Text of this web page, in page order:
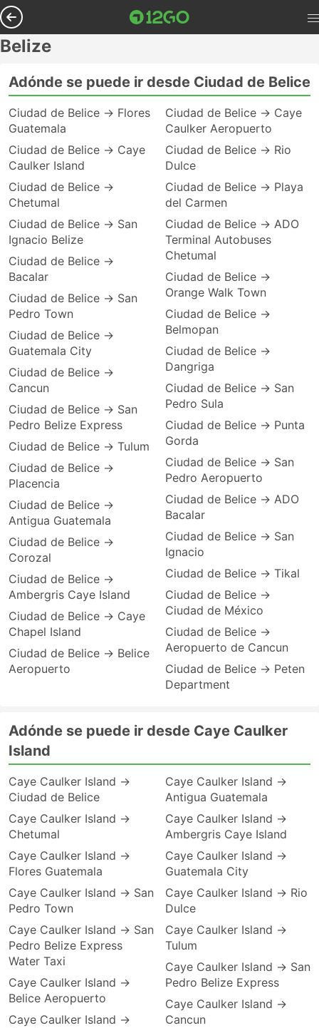
Belize
Adónde se puede ir desde Ciudad de Belice
Ciudad de Belice → Flores
Guatemala
Ciudad de Belice → Caye
Caulker Island
Ciudad de Belice →
Chetumal
Ciudad de Belice → San
Ignacio Belize
Ciudad de Belice →
Bacalar
Ciudad de Belice → San
Pedro Town
Ciudad de Belice →
Guatemala City
Ciudad de Belice →
Cancun
Ciudad de Belice → San
Pedro Belize Express
Ciudad de Belice → Tulum
Ciudad de Belice →
Placencia
Ciudad de Belice →
Antigua Guatemala
Ciudad de Belice →
Corozal
Ciudad de Belice →
Ambergris Caye Island
Ciudad de Belice → Caye
Chapel Island
Ciudad de Belice → Belice
Aeropuerto
Ciudad de Belice → Caye
Caulker Aeropuerto
Ciudad de Belice → Rio
Dulce
Ciudad de Belice → Playa
del Carmen
Ciudad de Belice → ADO
Terminal Autobuses
Chetumal
Ciudad de Belice →
Orange Walk Town
Ciudad de Belice →
Belmopan
Ciudad de Belice →
Dangriga
Ciudad de Belice → San
Pedro Sula
Ciudad de Belice → Punta
Gorda
Ciudad de Belice → San
Pedro Aeropuerto
Ciudad de Belice → ADO
Bacalar
Ciudad de Belice → San
Ignacio
Ciudad de Belice → Tikal
Ciudad de Belice →
Ciudad de México
Ciudad de Belice →
Aeropuerto de Cancun
Ciudad de Belice → Peten
Department
Adónde se puede ir desde Caye Caulker
Island
Caye Caulker Island →
Ciudad de Belice
Caye Caulker Island →
Chetumal
Caye Caulker Island →
Flores Guatemala
Caye Caulker Island → San
Pedro Town
Caye Caulker Island → San
Pedro Belize Express
Water Taxi
Caye Caulker Island →
Belice Aeropuerto
Caye Caulker Island →
Caye Caulker Island →
Antigua Guatemala
Caye Caulker Island →
Ambergris Caye Island
Caye Caulker Island →
Guatemala City
Caye Caulker Island → Rio
Dulce
Caye Caulker Island →
Tulum
Caye Caulker Island → San
Pedro Belize Express
Caye Caulker Island →
Cancun